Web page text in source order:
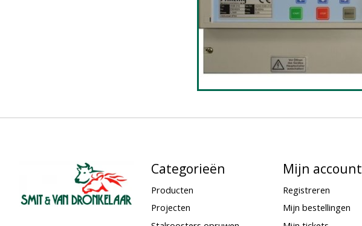
Categorieën
Producten
Projecten
Mijn account
Registreren
Mijn bestellingen